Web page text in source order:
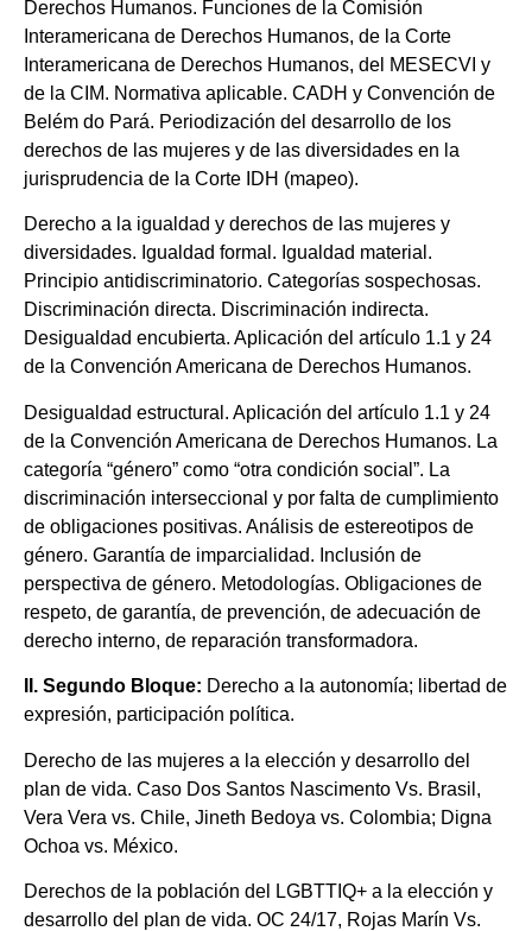
Derechos Humanos. Funciones de la Comisión
Interamericana de Derechos Humanos, de la Corte
Interamericana de Derechos Humanos, del MESECVI y
de la CIM. Normativa aplicable. CADH y Convención de
Belém do Pará. Periodización del desarrollo de los
derechos de las mujeres y de las diversidades en la
jurisprudencia de la Corte IDH (mapeo).
Derecho a la igualdad y derechos de las mujeres y
diversidades. Igualdad formal. Igualdad material.
Principio antidiscriminatorio. Categorías sospechosas.
Discriminación directa. Discriminación indirecta.
Desigualdad encubierta. Aplicación del artículo 1.1 y 24
de la Convención Americana de Derechos Humanos.
Desigualdad estructural. Aplicación del artículo 1.1 y 24
de la Convención Americana de Derechos Humanos. La
categoría “género” como “otra condición social”. La
discriminación interseccional y por falta de cumplimiento
de obligaciones positivas. Análisis de estereotipos de
género. Garantía de imparcialidad. Inclusión de
perspectiva de género. Metodologías. Obligaciones de
respeto, de garantía, de prevención, de adecuación de
derecho interno, de reparación transformadora.
II. Segundo Bloque: Derecho a la autonomía; libertad de
expresión, participación política.
Derecho de las mujeres a la elección y desarrollo del
plan de vida. Caso Dos Santos Nascimento Vs. Brasil,
Vera Vera vs. Chile, Jineth Bedoya vs. Colombia; Digna
Ochoa vs. México.
Derechos de la población del LGBTTIQ+ a la elección y
desarrollo del plan de vida. OC 24/17, Rojas Marín Vs.